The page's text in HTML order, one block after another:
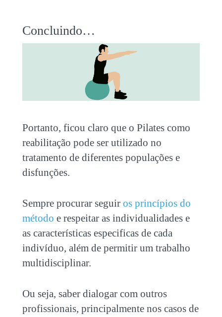
Concluindo…
Portanto, ficou claro que o Pilates como
reabilitação pode ser utilizado no
tratamento de diferentes populações e
disfunções.
Sempre procurar seguir os princípios do
método e respeitar as individualidades e
as características especificas de cada
indivíduo, além de permitir um trabalho
multidisciplinar.
Ou seja, saber dialogar com outros
profissionais, principalmente nos casos de